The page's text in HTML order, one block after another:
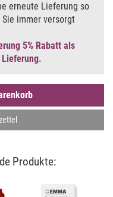
erneute Lieferung so
immer versorgt
5% Rabatt als
Produkte: